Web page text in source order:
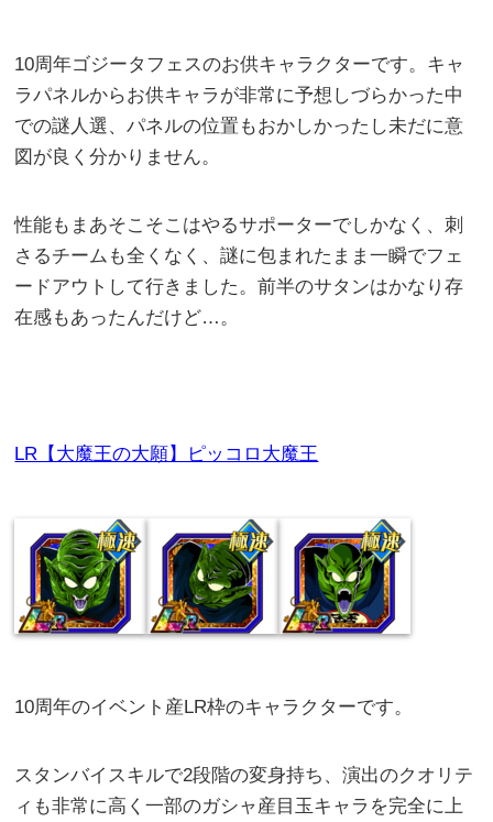
10周年ゴジータフェスのお供キャラクターです。キャ
ラパネルからお供キャラが非常に予想しづらかった中
での謎人選、パネルの位置もおかしかったし未だに意
図が良く分かりません。
性能もまあそこそこはやるサポーターでしかなく、刺
さるチームも全くなく、謎に包まれたまま一瞬でフェ
ードアウトして行きました。前半のサタンはかなり存
在感もあったんだけど…。
LR【大魔王の大願】ピッコロ大魔王
10周年のイベント産LR枠のキャラクターです。
スタンバイスキルで2段階の変身持ち、演出のクオリテ
ィも非常に高く一部のガシャ産目玉キャラを完全に上